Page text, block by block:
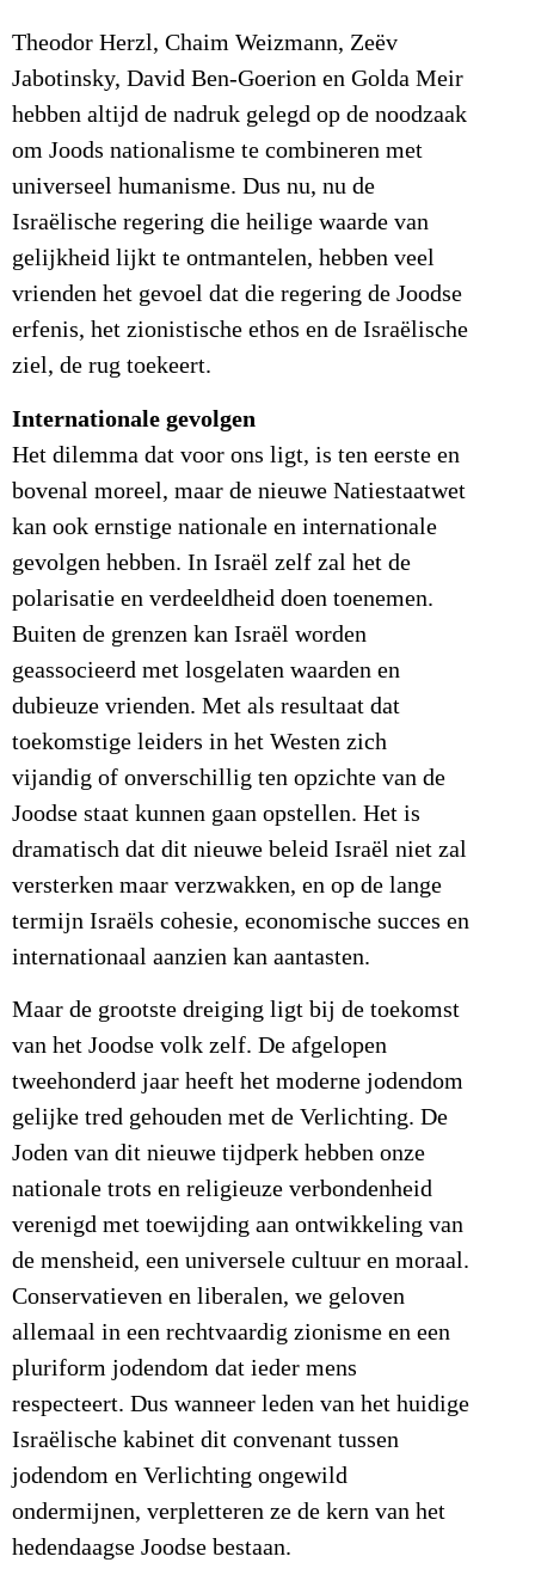
Theodor Herzl, Chaim Weizmann, Zeëv
Jabotinsky, David Ben-Goerion en Golda Meir
hebben altijd de nadruk gelegd op de noodzaak
om Joods nationalisme te combineren met
universeel humanisme. Dus nu, nu de
Israëlische regering die heilige waarde van
gelijkheid lijkt te ontmantelen, hebben veel
vrienden het gevoel dat die regering de Joodse
erfenis, het zionistische ethos en de Israëlische
ziel, de rug toekeert.
Internationale gevolgen
Het dilemma dat voor ons ligt, is ten eerste en
bovenal moreel, maar de nieuwe Natiestaatwet
kan ook ernstige nationale en internationale
gevolgen hebben. In Israël zelf zal het de
polarisatie en verdeeldheid doen toenemen.
Buiten de grenzen kan Israël worden
geassocieerd met losgelaten waarden en
dubieuze vrienden. Met als resultaat dat
toekomstige leiders in het Westen zich
vijandig of onverschillig ten opzichte van de
Joodse staat kunnen gaan opstellen. Het is
dramatisch dat dit nieuwe beleid Israël niet zal
versterken maar verzwakken, en op de lange
termijn Israëls cohesie, economische succes en
internationaal aanzien kan aantasten.
Maar de grootste dreiging ligt bij de toekomst
van het Joodse volk zelf. De afgelopen
tweehonderd jaar heeft het moderne jodendom
gelijke tred gehouden met de Verlichting. De
Joden van dit nieuwe tijdperk hebben onze
nationale trots en religieuze verbondenheid
verenigd met toewijding aan ontwikkeling van
de mensheid, een universele cultuur en moraal.
Conservatieven en liberalen, we geloven
allemaal in een rechtvaardig zionisme en een
pluriform jodendom dat ieder mens
respecteert. Dus wanneer leden van het huidige
Israëlische kabinet dit convenant tussen
jodendom en Verlichting ongewild
ondermijnen, verpletteren ze de kern van het
hedendaagse Joodse bestaan.